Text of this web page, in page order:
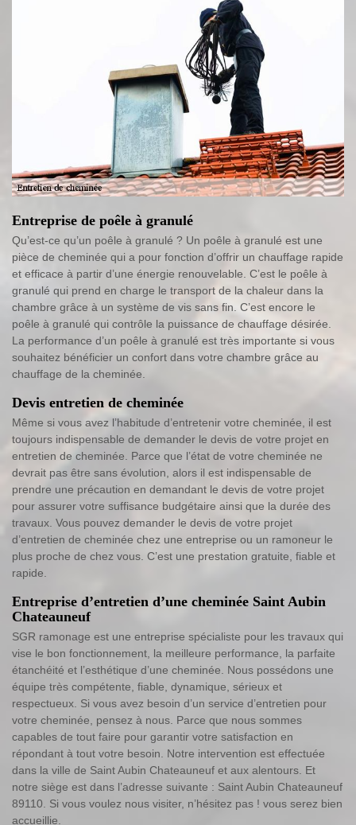
Entreprise de poêle à granulé
Qu’est-ce qu’un poêle à granulé ? Un poêle à granulé est une
pièce de cheminée qui a pour fonction d’offrir un chauffage rapide
et efficace à partir d’une énergie renouvelable. C’est le poêle à
granulé qui prend en charge le transport de la chaleur dans la
chambre grâce à un système de vis sans fin. C’est encore le
poêle à granulé qui contrôle la puissance de chauffage désirée.
La performance d’un poêle à granulé est très importante si vous
souhaitez bénéficier un confort dans votre chambre grâce au
chauffage de la cheminée.
Devis entretien de cheminée
Même si vous avez l’habitude d’entretenir votre cheminée, il est
toujours indispensable de demander le devis de votre projet en
entretien de cheminée. Parce que l’état de votre cheminée ne
devrait pas être sans évolution, alors il est indispensable de
prendre une précaution en demandant le devis de votre projet
pour assurer votre suffisance budgétaire ainsi que la durée des
travaux. Vous pouvez demander le devis de votre projet
d’entretien de cheminée chez une entreprise ou un ramoneur le
plus proche de chez vous. C’est une prestation gratuite, fiable et
rapide.
Entreprise d’entretien d’une cheminée Saint Aubin
Chateauneuf
SGR ramonage est une entreprise spécialiste pour les travaux qui
vise le bon fonctionnement, la meilleure performance, la parfaite
étanchéité et l’esthétique d’une cheminée. Nous possédons une
équipe très compétente, fiable, dynamique, sérieux et
respectueux. Si vous avez besoin d’un service d’entretien pour
votre cheminée, pensez à nous. Parce que nous sommes
capables de tout faire pour garantir votre satisfaction en
répondant à tout votre besoin. Notre intervention est effectuée
dans la ville de Saint Aubin Chateauneuf et aux alentours. Et
notre siège est dans l’adresse suivante : Saint Aubin Chateauneuf
89110. Si vous voulez nous visiter, n’hésitez pas ! vous serez bien
accueillie.